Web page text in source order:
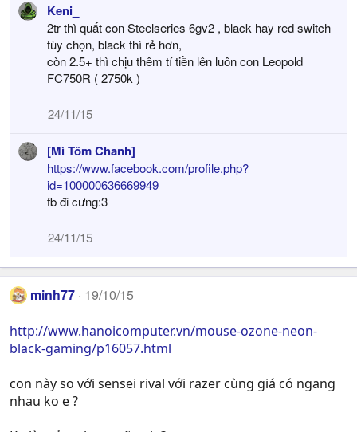
Keni_
2tr thì quất con Steelseries 6gv2 , black hay red switch
tùy chọn, black thì rẻ hơn,
còn 2.5+ thì chịu thêm tí tiền lên luôn con Leopold
FC750R ( 2750k )
24/11/15
[Mì Tôm Chanh]
https://www.facebook.com/profile.php?
id=100000636669949
fb đi cưng:3
24/11/15
minh77 19/10/15
http://www.hanoicomputer.vn/mouse-ozone-neon-
black-gaming/p16057.html
con này so với sensei rival với razer cùng giá có ngang
nhau ko e ?